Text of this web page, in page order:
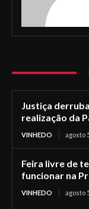
Justiça
realização da
VINHEDO agosto
Feira livre de
funcionar na
VINHEDO agosto